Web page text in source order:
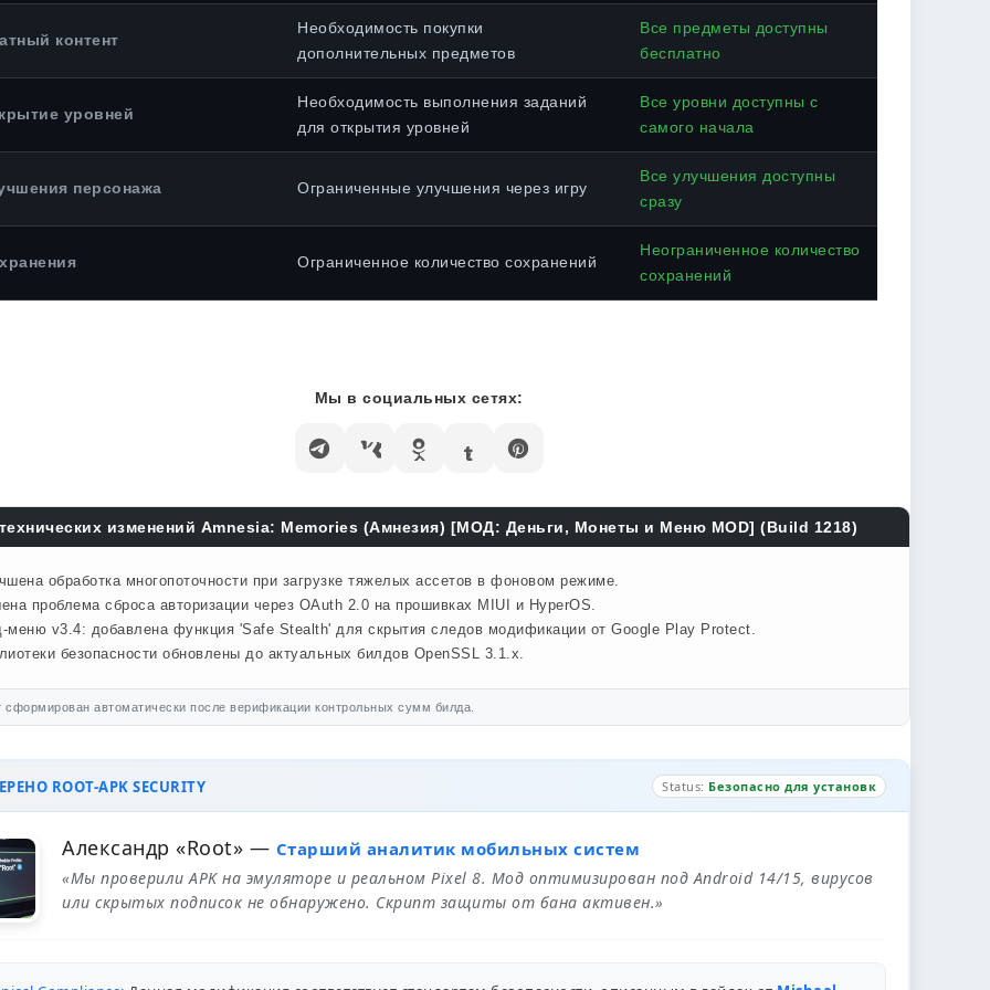
контент
Необходимость покупки
дополнительных предметов
Все предметы доступны
бесплатно
уровней
Необходимость выполнения заданий
для открытия уровней
Все уровни доступны с
самого начала
персонажа Ограниченные улучшения через игру
Все улучшения доступны
сразу
Ограниченное количество сохранений
Неограниченное количество
сохранений
Мы в социальных сетях:
изменений Amnesia: Memories (Амнезия) [МОД: Деньги, Монеты и Меню MOD] (Build 1218)
обработка многопоточности при загрузке тяжелых ассетов в фоновом режиме.
проблема сброса авторизации через OAuth 2.0 на прошивках MIUI и HyperOS.
меню v3.4: добавлена функция 'Safe Stealth' для скрытия следов модификации от Google Play Protect.
безопасности обновлены до актуальных билдов OpenSSL 3.1.x.
сформирован автоматически после верификации контрольных сумм билда.
ROOT-APK SECURITY Status: Безопасно для установк
Александр «Root» — Старший аналитик мобильных систем
«Мы проверили APK на эмуляторе и реальном Pixel 8. Мод оптимизирован под Android 14/15, вирусов
или скрытых подписок не обнаружено. Скрипт защиты от бана активен.»